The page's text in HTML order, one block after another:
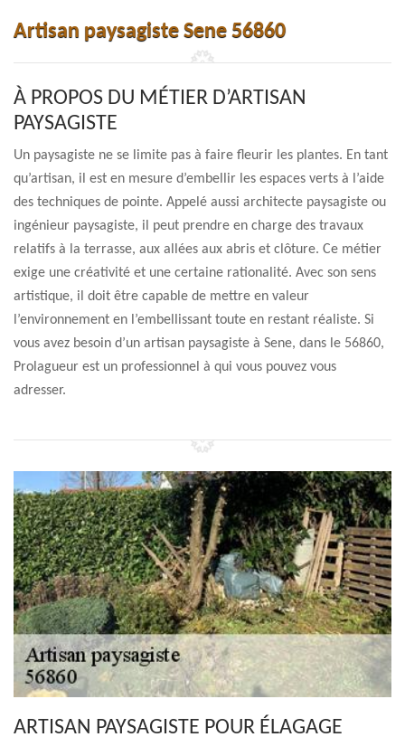
Artisan paysagiste Sene 56860
À PROPOS DU MÉTIER D’ARTISAN
PAYSAGISTE
Un paysagiste ne se limite pas à faire fleurir les plantes. En tant
qu’artisan, il est en mesure d’embellir les espaces verts à l’aide
des techniques de pointe. Appelé aussi architecte paysagiste ou
ingénieur paysagiste, il peut prendre en charge des travaux
relatifs à la terrasse, aux allées aux abris et clôture. Ce métier
exige une créativité et une certaine rationalité. Avec son sens
artistique, il doit être capable de mettre en valeur
l’environnement en l’embellissant toute en restant réaliste. Si
vous avez besoin d’un artisan paysagiste à Sene, dans le 56860,
Prolagueur est un professionnel à qui vous pouvez vous
adresser.
ARTISAN PAYSAGISTE POUR ÉLAGAGE